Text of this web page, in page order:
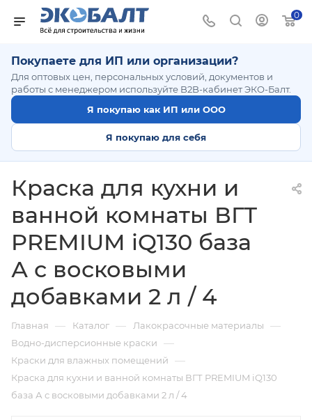
0
Покупаете для ИП или организации?
Для оптовых цен, персональных условий, документов и
работы с менеджером используйте B2B-кабинет ЭКО-Балт.
Я покупаю как ИП или ООО
Я покупаю для себя
Краска для кухни и
ванной комнаты ВГТ
PREMIUM iQ130 база
А с восковыми
добавками 2 л / 4
Главная — Каталог — Лакокрасочные материалы —
Водно-дисперсионные краски —
Краски для влажных помещений —
Краска для кухни и ванной комнаты ВГТ PREMIUM iQ130
база А с восковыми добавками 2 л / 4